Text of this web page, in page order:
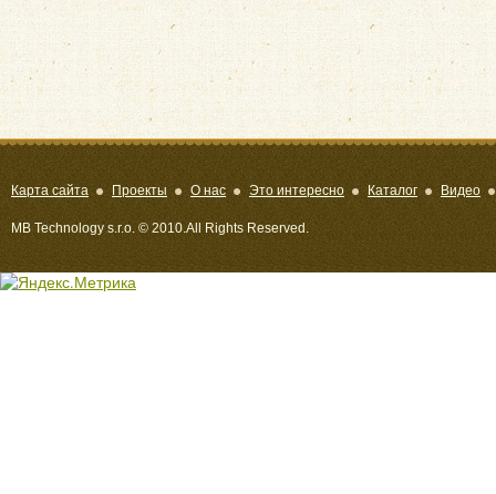
Карта сайта Проекты О нас Это интересно Каталог Видео
MB Technology s.r.o. © 2010.All Rights Reserved.